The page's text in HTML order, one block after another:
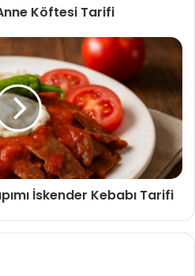
Köftesi Tarifi
İskender Kebabı Tarifi